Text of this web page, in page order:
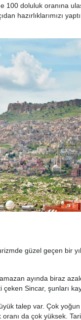
100 doluluk oranına
hazırlıklarımızı
güzel geçen bir
ayında biraz
çeken Sincar, şunları
talep var. Çok
da çok yüksek.